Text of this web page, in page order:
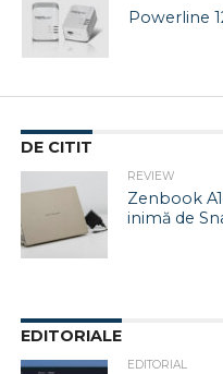
Powerline
DE CITIT
REVIEW
Zenbook
inimă de
EDITORIALE
EDITORIAL